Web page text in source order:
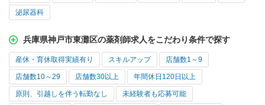
泌尿器科
兵庫県神戸市東灘区の薬剤師求人をこだわり条件で探す
産休・育休取得実績有り スキルアップ 店舗数1～9
店舗数10～29 店舗数30以上 年間休日120日以上
原則、引越しを伴う転勤なし 未経験者も応募可能